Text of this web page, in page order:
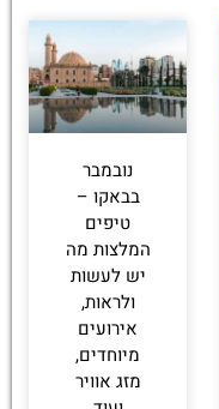
נובמבר
בבאקו –
טיפים
המלצות מה
יש לעשות
ולראות,
אירועים
מיוחדים,
מזג אוויר